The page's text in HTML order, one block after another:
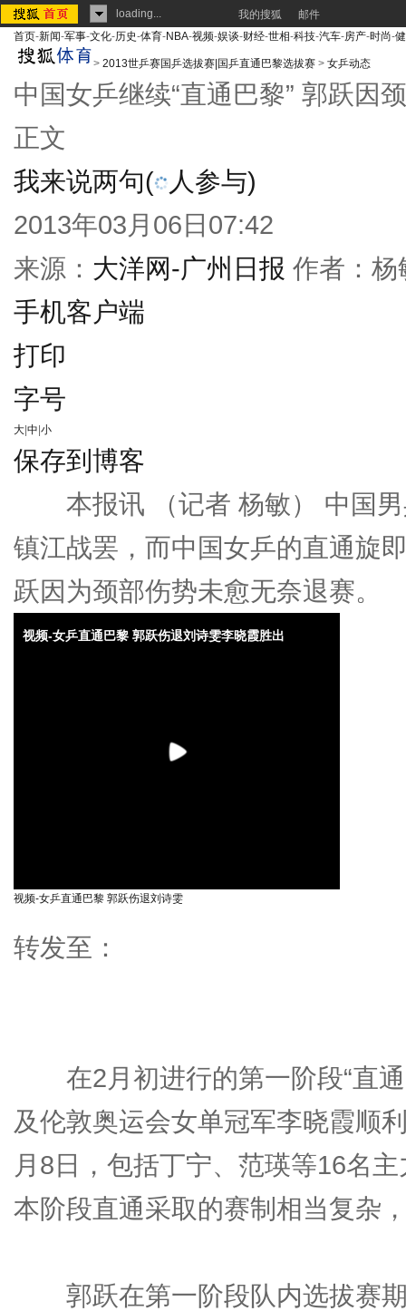
loading... 我的搜狐
邮件
首页-新闻-军事-文化-历史-体育-NBA-视频-娱谈-财经-世相-科技-汽车-房产-时尚-
> 2013世乒赛国乒选拔赛|国乒直通巴黎选拔赛 > 女乒动态
中国女乒继续“直通巴黎” 郭跃因
正文
我来说两句(
人参与)
2013年03月06日07:42
来源： 大洋网-广州日报 作者：杨
手机客户端
打印
字号
大 中 小
保存到博客
本报讯 （记者 杨敏） 中国男
镇江战罢，而中国女乒的直通旋
跃因为颈部伤势未愈无奈退赛。
视频-女乒直通巴黎 郭跃伤退刘诗雯李晓霞胜出
视频-女乒直通巴黎 郭跃伤退刘诗雯
转发至：
在2月初进行的第一阶段“直通
及伦敦奥运会女单冠军李晓霞顺
月8日，包括丁宁、范瑛等16名
本阶段直通采取的赛制相当复杂
郭跃在第一阶段队内选拔赛期